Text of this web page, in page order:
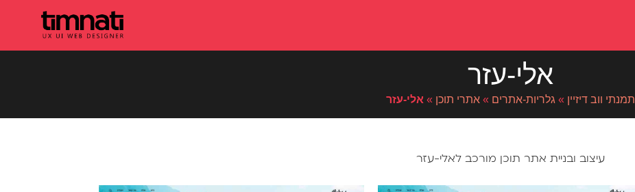
אלי-עזר
תמנתי ווב דיזיין » גלריות-אתרים »אתרי תוכן » אלי-עזר
עיצוב ובניית אתר תוכן מורכב לאלי-עזר